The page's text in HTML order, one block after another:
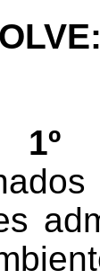
1º